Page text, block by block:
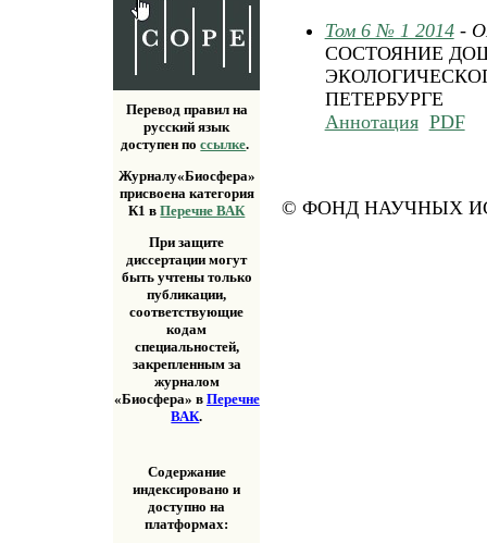
Перевод правил на
русский язык
доступен поссылке.
Журналу«Биосфера»
присвоена категория
К1 вПеречне ВАК
При защите
диссертации могут
быть учтены только
публикации,
соответствующие
кодам
специальностей,
закрепленным за
журналом
«Биосфера» в Перечне
ВАК.
Содержание
индексировано и
доступно на
платформах:
Том 6 № 1 2014-
СОСТОЯНИЕ
ПЕТЕРБУРГЕ
Аннотация PDF
© ФОНД НАУЧНЫХ